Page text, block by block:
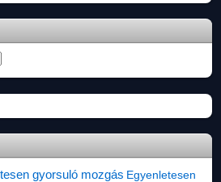
gyorsuló mozgás Egyenletesen